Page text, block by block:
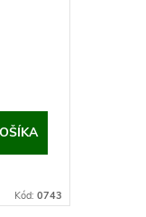
Kód: 0743